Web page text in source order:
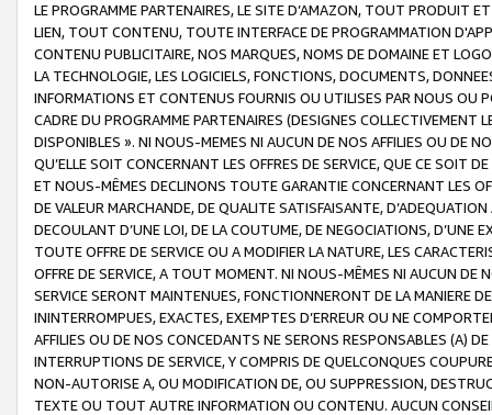
LE PROGRAMME PARTENAIRES, LE SITE D’AMAZON, TOUT PRODUIT
LIEN, TOUT CONTENU, TOUTE INTERFACE DE PROGRAMMATION
CONTENU PUBLICITAIRE, NOS MARQUES, NOMS DE DOMAINE ET
LA TECHNOLOGIE, LES LOGICIELS, FONCTIONS, DOCUMENTS,
INFORMATIONS ET CONTENUS FOURNIS OU UTILISES PAR NOUS OU
CADRE DU PROGRAMME PARTENAIRES (DESIGNES COLLECTIVEMENT
DISPONIBLES ». NI NOUS-MEMES NI AUCUN DE NOS AFFILIES OU DE
QU’ELLE SOIT CONCERNANT LES OFFRES DE SERVICE, QUE CE SOIT
ET NOUS-MÊMES DECLINONS TOUTE GARANTIE CONCERNANT LES
DE VALEUR MARCHANDE, DE QUALITE SATISFAISANTE,
DECOULANT D’UNE LOI, DE LA COUTUME, DE NEGOCIATIONS, D’UNE
TOUTE OFFRE DE SERVICE OU A MODIFIER LA NATURE, LES
OFFRE DE SERVICE, A TOUT MOMENT. NI NOUS-MÊMES NI AUCUN DE
SERVICE SERONT MAINTENUES, FONCTIONNERONT DE LA MANIERE
ININTERROMPUES, EXACTES, EXEMPTES D’ERREUR OU NE
AFFILIES OU DE NOS CONCEDANTS NE SERONS RESPONSABLES (A)
INTERRUPTIONS DE SERVICE, Y COMPRIS DE QUELCONQUES
NON-AUTORISE A, OU MODIFICATION DE, OU SUPPRESSION,
TEXTE OU TOUT AUTRE INFORMATION OU CONTENU. AUCUN